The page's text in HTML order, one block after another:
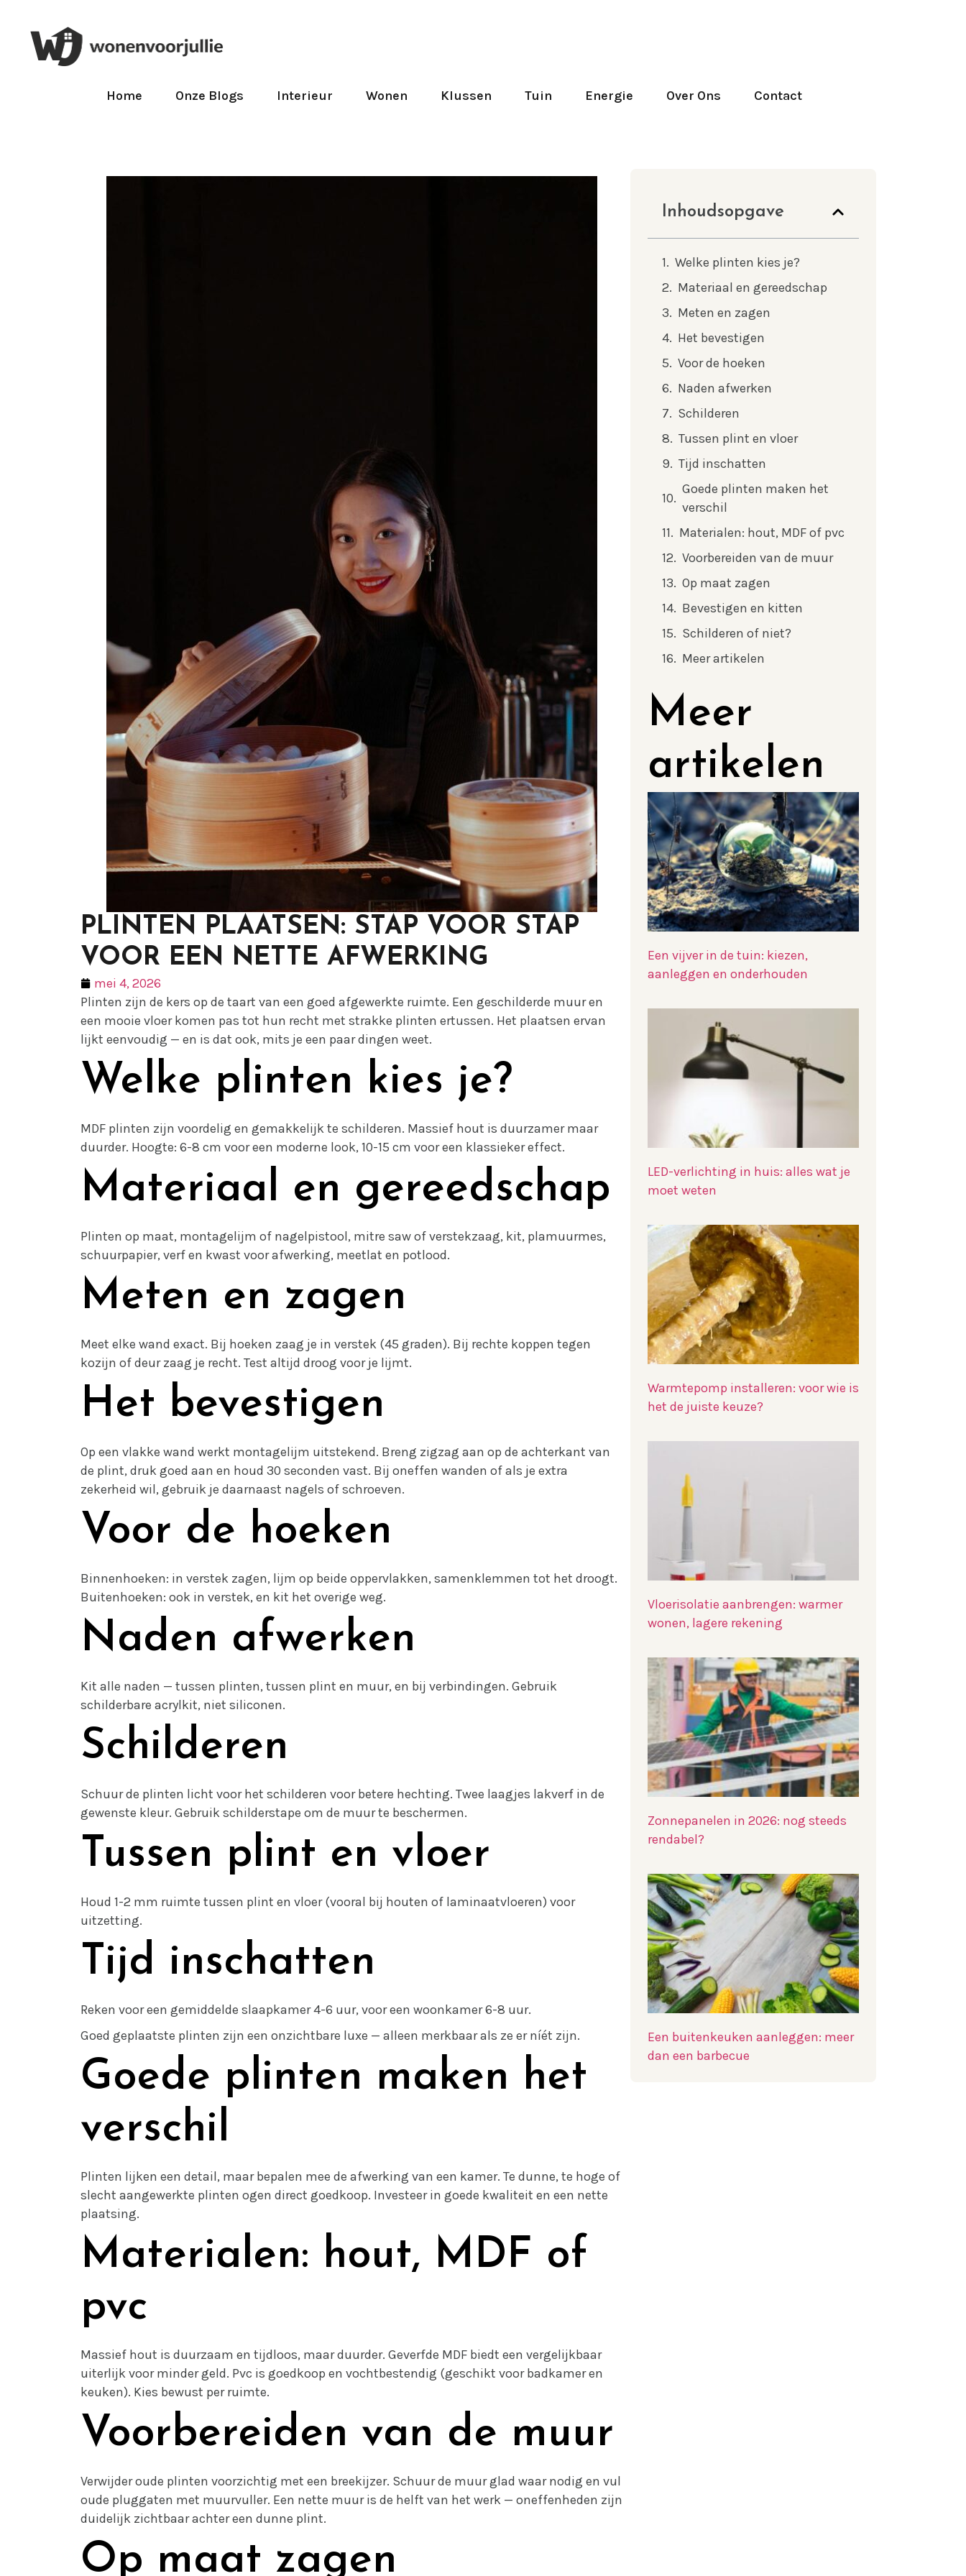
Home Onze Blogs Interieur Wonen Klussen Tuin Energie Over Ons Contact
PLINTEN PLAATSEN: STAP VOOR STAP
VOOR EEN NETTE AFWERKING
mei 4, 2026
Plinten zijn de kers op de taart van een goed afgewerkte ruimte. Een geschilderde muur en
een mooie vloer komen pas tot hun recht met strakke plinten ertussen. Het plaatsen ervan
lijkt eenvoudig — en is dat ook, mits je een paar dingen weet.
Welke plinten kies je?
MDF plinten zijn voordelig en gemakkelijk te schilderen. Massief hout is duurzamer maar
duurder. Hoogte: 6-8 cm voor een moderne look, 10-15 cm voor een klassieker effect.
Materiaal en gereedschap
Plinten op maat, montagelijm of nagelpistool, mitre saw of verstekzaag, kit, plamuurmes,
schuurpapier, verf en kwast voor afwerking, meetlat en potlood.
Meten en zagen
Meet elke wand exact. Bij hoeken zaag je in verstek (45 graden). Bij rechte koppen tegen
kozijn of deur zaag je recht. Test altijd droog voor je lijmt.
Het bevestigen
Op een vlakke wand werkt montagelijm uitstekend. Breng zigzag aan op de achterkant van
de plint, druk goed aan en houd 30 seconden vast. Bij oneffen wanden of als je extra
zekerheid wil, gebruik je daarnaast nagels of schroeven.
Voor de hoeken
Binnenhoeken: in verstek zagen, lijm op beide oppervlakken, samenklemmen tot het droogt.
Buitenhoeken: ook in verstek, en kit het overige weg.
Naden afwerken
Kit alle naden — tussen plinten, tussen plint en muur, en bij verbindingen. Gebruik
schilderbare acrylkit, niet siliconen.
Schilderen
Schuur de plinten licht voor het schilderen voor betere hechting. Twee laagjes lakverf in de
gewenste kleur. Gebruik schilderstape om de muur te beschermen.
Tussen plint en vloer
Houd 1-2 mm ruimte tussen plint en vloer (vooral bij houten of laminaatvloeren) voor
uitzetting.
Tijd inschatten
Reken voor een gemiddelde slaapkamer 4-6 uur, voor een woonkamer 6-8 uur.
Goed geplaatste plinten zijn een onzichtbare luxe — alleen merkbaar als ze er níét zijn.
Goede plinten maken het
verschil
Plinten lijken een detail, maar bepalen mee de afwerking van een kamer. Te dunne, te hoge of
slecht aangewerkte plinten ogen direct goedkoop. Investeer in goede kwaliteit en een nette
plaatsing.
Materialen: hout, MDF of
pvc
Massief hout is duurzaam en tijdloos, maar duurder. Geverfde MDF biedt een vergelijkbaar
uiterlijk voor minder geld. Pvc is goedkoop en vochtbestendig (geschikt voor badkamer en
keuken). Kies bewust per ruimte.
Voorbereiden van de muur
Verwijder oude plinten voorzichtig met een breekijzer. Schuur de muur glad waar nodig en vul
oude pluggaten met muurvuller. Een nette muur is de helft van het werk — oneffenheden zijn
duidelijk zichtbaar achter een dunne plint.
Op maat zagen
Inhoudsopgave
Welke plinten kies je?
Materiaal en gereedschap
Meten en zagen
Het bevestigen
Voor de hoeken
Naden afwerken
Schilderen
Tussen plint en vloer
Tijd inschatten
Goede plinten maken het
verschil
Materialen: hout, MDF of pvc
Voorbereiden van de muur
Op maat zagen
Bevestigen en kitten
Schilderen of niet?
Meer artikelen
Meer
artikelen
Een vijver in de tuin: kiezen,
aanleggen en onderhouden
LED-verlichting in huis: alles wat je
moet weten
Warmtepomp installeren: voor wie is
het de juiste keuze?
Vloerisolatie aanbrengen: warmer
wonen, lagere rekening
Zonnepanelen in 2026: nog steeds
rendabel?
Een buitenkeuken aanleggen: meer
dan een barbecue